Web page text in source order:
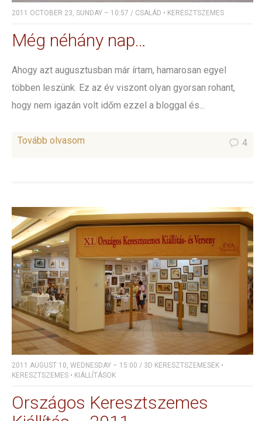
2011 OCTOBER 23, SUNDAY – 10:57 / CSALÁD • KERESZTSZEMES
Még néhány nap…
Ahogy azt augusztusban már írtam, hamarosan egyel
többen leszünk. Ez az év viszont olyan gyorsan rohant,
hogy nem igazán volt időm ezzel a bloggal és...
Tovább olvasom 4
2011 AUGUST 10, WEDNESDAY – 15:00 / 3D KERESZTSZEMESEK •
KERESZTSZEMES • KIÁLLÍTÁSOK
Országos Keresztszemes